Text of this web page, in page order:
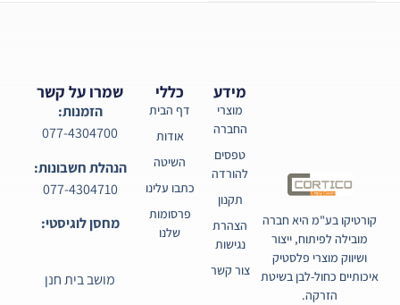
קורטיקו בע"מ היא חברה
מובילה לפיתוח, ייצור
ושיווק מוצרי פלסטיק
איכותיים כחול-לבן בשיטת
הזרקה.
כללי
דף הבית
אודות
השיטה
כתבו עלינו
פרסומות
שלנו
מידע
מוצרי
החברה
טפסים
להורדה
תקנון
הצהרת
נגישות
צור קשר
שמרו על קשר
הזמנות:
077-4304700
הנהלת חשבונות:
077-4304710
מחסן לוגיסטי:
מושב בית חנן